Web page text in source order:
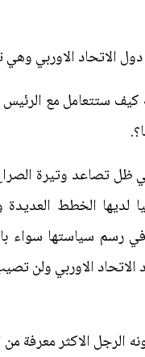
الاتحاد الاوربي
كيف ستتعامل مع
ظل تصاعد وتيرة
لديها الخطط العديدة
في رسم سياستها سواء
الاوربي ولن
الرجل الاكثر معرفة من